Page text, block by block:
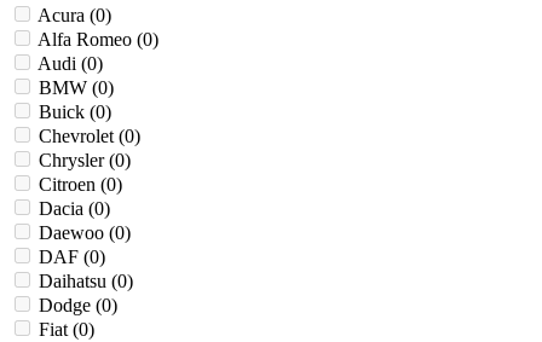
Acura (0)
Alfa Romeo (0)
Audi (0)
BMW (0)
Buick (0)
Chevrolet (0)
Chrysler (0)
Citroen (0)
Dacia (0)
Daewoo (0)
DAF (0)
Daihatsu (0)
Dodge (0)
Fiat (0)